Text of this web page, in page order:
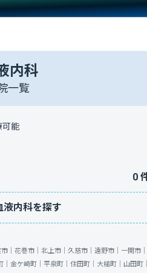
内科
一覧
可能
0
液内科を探す
｜ 花巻市｜ 北上市｜ 久慈市｜ 遠野市｜ 一関市｜
金ケ崎町｜ 平泉町｜ 住田町｜ 大槌町｜ 山田町｜